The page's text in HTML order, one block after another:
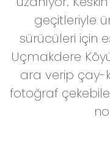
geçitleriyle
sürücüleri için
Uçmakdere
ara verip çay-
fotoğraf